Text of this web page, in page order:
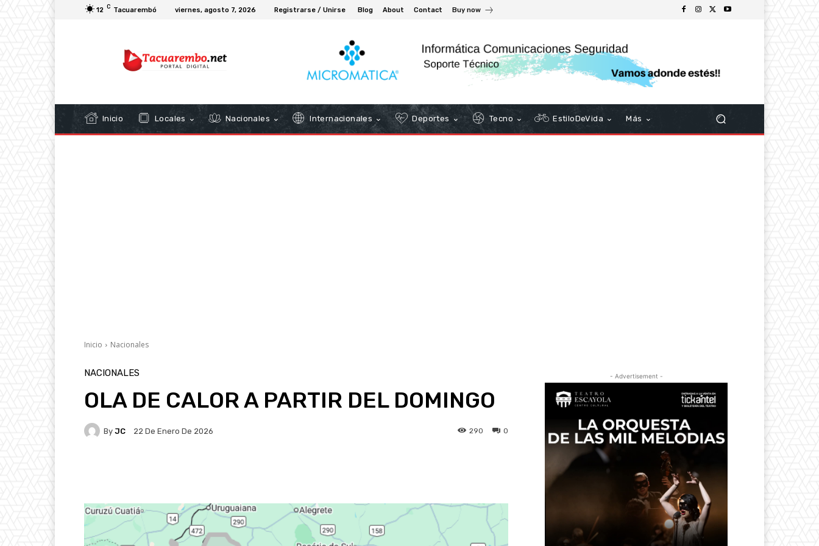
12 C Tacuarembó viernes, agosto 7, 2026 Registrarse / Unirse Blog About Contact Buy now
Inicio Locales Nacionales Internacionales Deportes Tecno EstiloDeVida Más
Inicio Nacionales
NACIONALES
OLA DE CALOR A PARTIR DEL DOMINGO
By JC 22 De Enero De 2026 0
290
- Advertisement -